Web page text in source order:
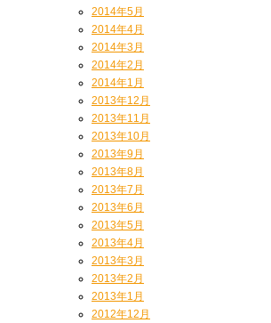
2014年5月
2014年4月
2014年3月
2014年2月
2014年1月
2013年12月
2013年11月
2013年10月
2013年9月
2013年8月
2013年7月
2013年6月
2013年5月
2013年4月
2013年3月
2013年2月
2013年1月
2012年12月